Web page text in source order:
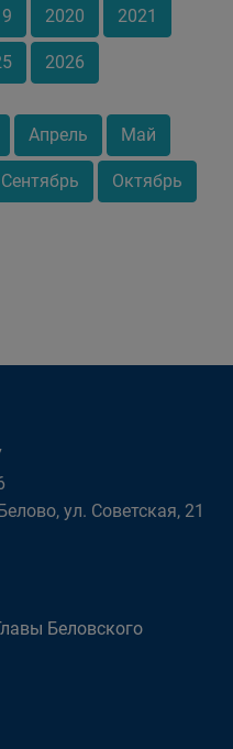
2020 2021
2026
Апрель Май
Сентябрь Октябрь
ул. Советская, 21
Беловского